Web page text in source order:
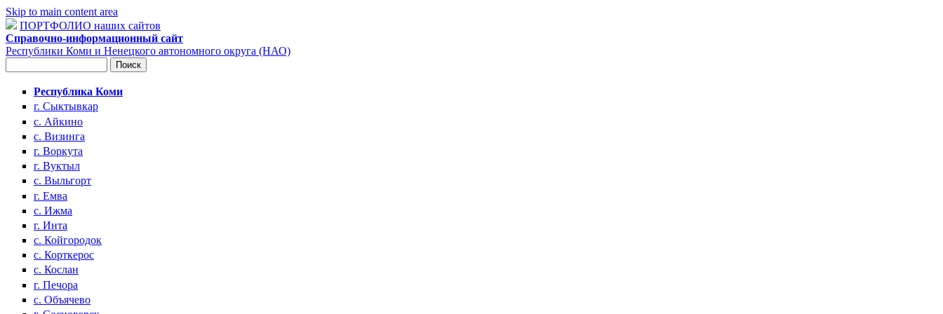
Skip to main content area
ПОРТФОЛИО наших сайтов
Справочно-информационный сайт
Республики Коми и Ненецкого автономного округа (НАО)
Республика Коми
г. Сыктывкар
с. Айкино
с. Визинга
г. Воркута
г. Вуктыл
с. Выльгорт
г. Емва
с. Ижма
г. Инта
с. Койгородок
с. Корткерос
с. Кослан
г. Печора
с. Объячево